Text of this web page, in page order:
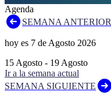
Agenda
SEMANA ANTERIOR
hoy es 7 de Agosto 2026
15 Agosto - 19 Agosto
Ir a la semana actual
SEMANA SIGUIENTE